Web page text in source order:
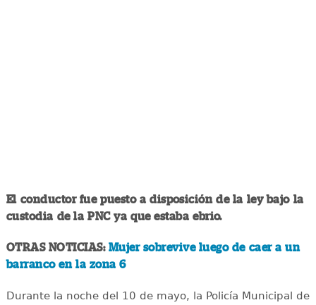
El conductor fue puesto a disposición de la ley bajo la
custodia de la PNC ya que estaba ebrio.
OTRAS NOTICIAS: Mujer sobrevive luego de caer a un
barranco en la zona 6
Durante la noche del 10 de mayo, la Policía Municipal de